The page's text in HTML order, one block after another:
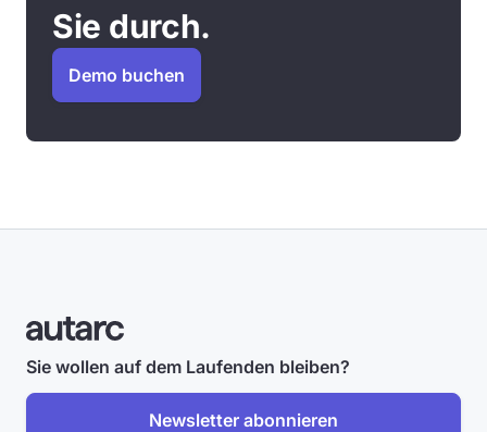
Sie durch.
Demo buchen
Sie wollen auf dem Laufenden bleiben?
Newsletter abonnieren